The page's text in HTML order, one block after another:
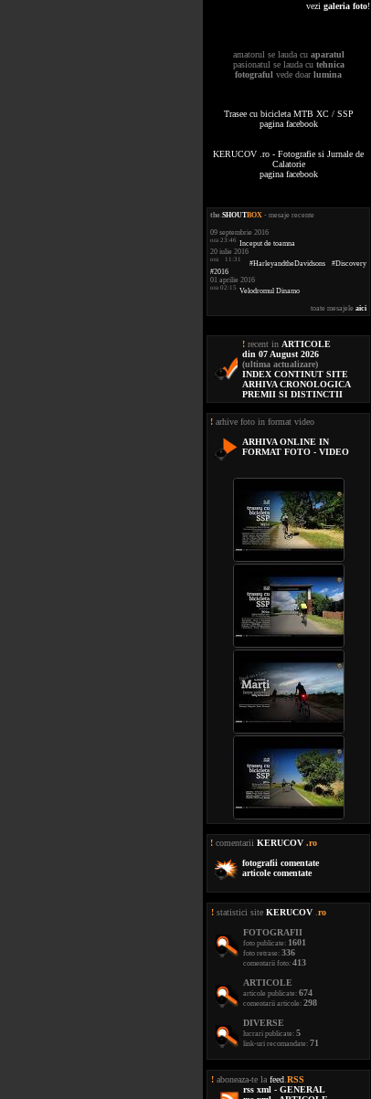
vezi galeria foto!
amatorul se lauda cu aparatul
pasionatul se lauda cu tehnica
fotograful vede doarlumina
Trasee cu bicicleta MTB XC / SSP
pagina facebook
KERUCOV .ro - Fotografie si Jurnale de
Calatorie
pagina facebook
the.SHOUTBOX - mesaje recente
09 septembrie 2016
ora 23:46 Inceput de toamna
20 iulie 2016
ora 11:31
#HarleyandtheDavidsons #Discovery
#2016
01 aprilie 2016
ora 02:15 Velodromul Dinamo
toate mesajele aici
! recent in ARTICOLE
din 07 August 2026
(ultima actualizare)
INDEX CONTINUT SITE
ARHIVA CRONOLOGICA
PREMII SI DISTINCTII
! arhive foto in format video
ARHIVA ONLINE IN
FORMAT FOTO - VIDEO
! comentarii KERUCOV .ro
fotografii comentate
articole comentate
! statistici site KERUCOV ro
FOTOGRAFII
foto publicate: 1601
foto retrase: 336
comentarii foto: 413
ARTICOLE
articole publicate: 674
comentarii articole: 298
DIVERSE
lucrari publicate: 5
link-uri recomandate: 71
! aboneaza-te la feed RSS
rss xml - GENERAL